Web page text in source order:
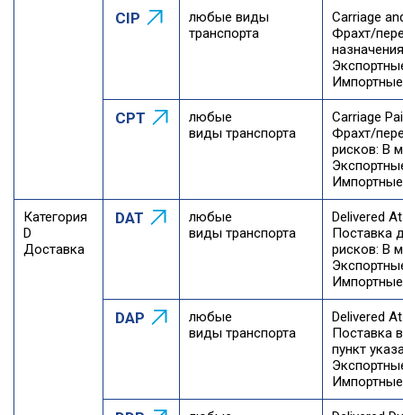
CIP
любые виды
транспорта
Carriage
Фрахт/
CPT
любые
виды транспорта
Carriage
Фрахт/
рисков: В
Категория
D
Доставка
DAT
любые
виды транспорта
Delivered
Поставка
рисков: В
DAP
любые
виды транспорта
Delivered
Поставка
пункт